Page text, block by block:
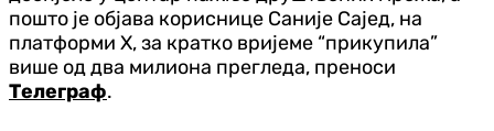
пошто је објава кориснице Саније Сајед, на
платформи X, за кратко вријеме “прикупила”
више од два милиона прегледа, преноси
Телеграф.